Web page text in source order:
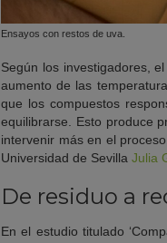
Ensayos con restos de uva.
Según los investigadores,
aumento de las
que los compuestos
equilibrarse. Esto produce
intervenir más en el
Universidad de Sevilla Julia
De residuo a
En el estudio titulado